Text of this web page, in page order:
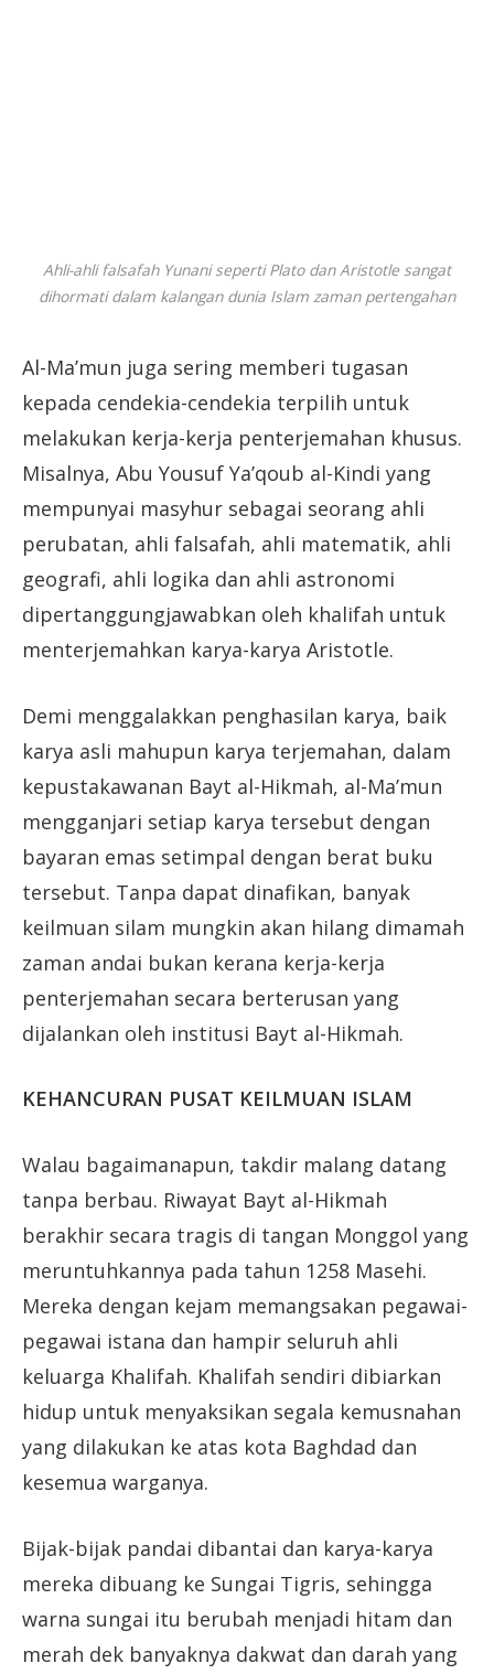
Ahli-ahli falsafah Yunani seperti Plato dan Aristotle sangat
dihormati dalam kalangan dunia Islam zaman pertengahan
Al-Ma’mun juga sering memberi tugasan
kepada cendekia-cendekia terpilih untuk
melakukan kerja-kerja penterjemahan khusus.
Misalnya, Abu Yousuf Ya’qoub al-Kindi yang
mempunyai masyhur sebagai seorang ahli
perubatan, ahli falsafah, ahli matematik, ahli
geografi, ahli logika dan ahli astronomi
dipertanggungjawabkan oleh khalifah untuk
menterjemahkan karya-karya Aristotle.
Demi menggalakkan penghasilan karya, baik
karya asli mahupun karya terjemahan, dalam
kepustakawanan Bayt al-Hikmah, al-Ma’mun
mengganjari setiap karya tersebut dengan
bayaran emas setimpal dengan berat buku
tersebut. Tanpa dapat dinafikan, banyak
keilmuan silam mungkin akan hilang dimamah
zaman andai bukan kerana kerja-kerja
penterjemahan secara berterusan yang
dijalankan oleh institusi Bayt al-Hikmah.
KEHANCURAN PUSAT KEILMUAN ISLAM
Walau bagaimanapun, takdir malang datang
tanpa berbau. Riwayat Bayt al-Hikmah
berakhir secara tragis di tangan Monggol yang
meruntuhkannya pada tahun 1258 Masehi.
Mereka dengan kejam memangsakan pegawai-
pegawai istana dan hampir seluruh ahli
keluarga Khalifah. Khalifah sendiri dibiarkan
hidup untuk menyaksikan segala kemusnahan
yang dilakukan ke atas kota Baghdad dan
kesemua warganya.
Bijak-bijak pandai dibantai dan karya-karya
mereka dibuang ke Sungai Tigris, sehingga
warna sungai itu berubah menjadi hitam dan
merah dek banyaknya dakwat dan darah yang